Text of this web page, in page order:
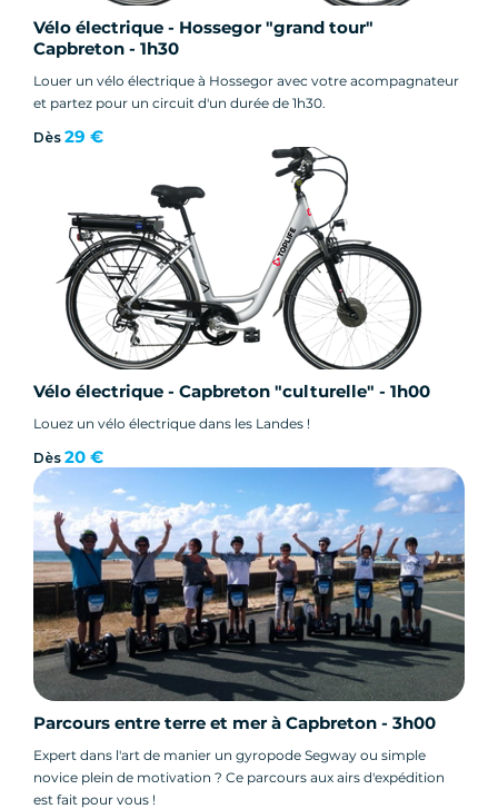
Vélo électrique - Hossegor "grand tour"
Capbreton - 1h30
Louer un vélo électrique à Hossegor avec votre acompagnateur
et partez pour un circuit d'un durée de 1h30.
Dès 29 €
Vélo électrique - Capbreton "culturelle" - 1h00
Louez un vélo électrique dans les Landes !
Dès 20 €
Parcours entre terre et mer à Capbreton - 3h00
Expert dans l'art de manier un gyropode Segway ou simple
novice plein de motivation ? Ce parcours aux airs d'expédition
est fait pour vous !